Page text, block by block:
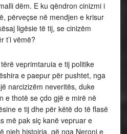
dëm. E ku qëndron cinizmi i
përveçse në mendjen e krisur
ligësie të tij, se cinizëm
t’i vëmë?
veprimtaruia e tij politike
e paepur për pushtet, nga
narcizizëm neveritës, duke
e thotë se çdo gjë e mirë në
e tij dhe për këtë do të flasë
më pak siç kanë vepruar e
njeh histoiria, që nga Neroni e